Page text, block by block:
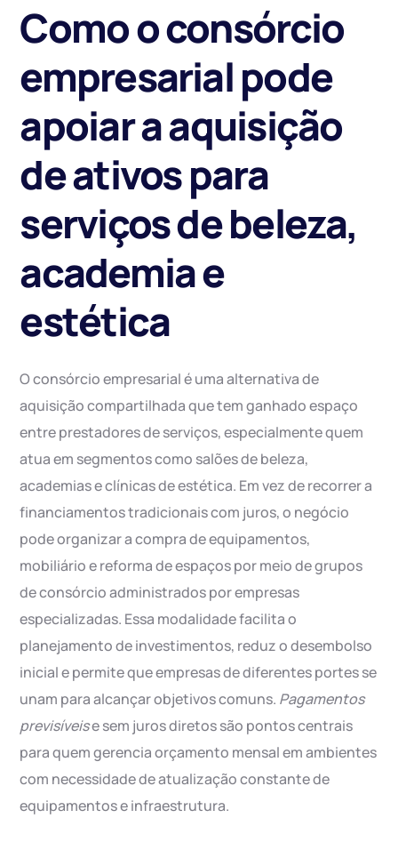
Como o consórcio
empresarial pode
apoiar a aquisição
de ativos para
serviços de beleza,
academia e
estética
O consórcio empresarial é uma alternativa de
aquisição compartilhada que tem ganhado espaço
entre prestadores de serviços, especialmente quem
atua em segmentos como salões de beleza,
academias e clínicas de estética. Em vez de recorrer a
financiamentos tradicionais com juros, o negócio
pode organizar a compra de equipamentos,
mobiliário e reforma de espaços por meio de grupos
de consórcio administrados por empresas
especializadas. Essa modalidade facilita o
planejamento de investimentos, reduz o desembolso
inicial e permite que empresas de diferentes portes se
unam para alcançar objetivos comuns. Pagamentos
previsíveise sem juros diretos são pontos centrais
para quem gerencia orçamento mensal em ambientes
com necessidade de atualização constante de
equipamentos e infraestrutura.